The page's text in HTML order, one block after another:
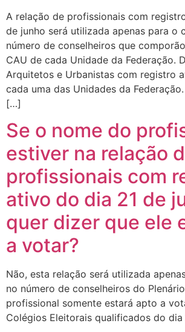
A relação de profissionais com
de junho será utilizada apenas para o
número de conselheiros que
CAU de cada Unidade da Federação.
Arquitetos e Urbanistas com registro
cada uma das Unidades da
[…]
Se o nome do
estiver na relação
profissionais com
ativo do dia 21 de
quer dizer que ele
a votar?
Não, esta relação será utilizada
no número de conselheiros do
profissional somente estará apto a
Colégios Eleitorais qualificados do